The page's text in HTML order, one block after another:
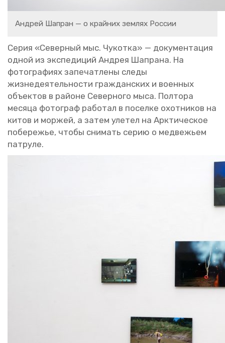
Ан­дрей Ша­пран — о край­них зем­лях Рос­сии
Cерия «Се­вер­ный мыс. Чу­кот­ка» — до­ку­мен­та­ция
одной из экс­пе­ди­ций Ан­дрея Ша­пра­на. На
фо­то­гра­фи­ях за­пе­чат­ле­ны следы
жиз­не­де­я­тель­но­сти граж­дан­ских и во­ен­ных
объ­ек­тов в рай­оне Се­вер­но­го мыса. Пол­то­ра
ме­ся­ца фо­то­граф ра­бо­тал в по­сел­ке охот­ни­ков на
китов и мор­жей, а затем уле­тел на Арк­ти­че­ское
по­бе­ре­жье, чтобы сни­мать серию о мед­ве­жьем
пат­ру­ле.